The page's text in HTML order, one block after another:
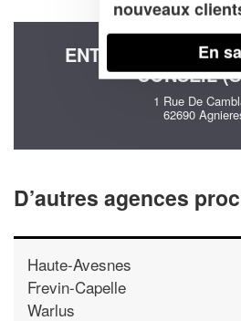
ENTREPRISE
CONSEIL
1 Rue De
62690
D’autres agences
Haute-Avesnes
Frevin-Capelle
Warlus
nouveaux
En